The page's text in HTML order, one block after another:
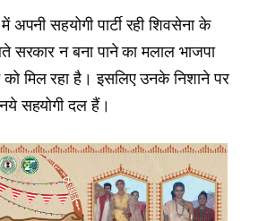
में अपनी सहयोगी पार्टी रही शिवसेना के
न बना पाने का मलाल भाजपा
मिल रहा है। इसलिए उनके निशाने पर
सहयोगी दल हैं।